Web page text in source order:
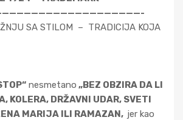
SA STILOM – TRADICIJA KOJA
nesmetano „BEZ OBZIRA DA LI
KOLERA, DRŽAVNI UDAR, SVETI
MARIJA ILI RAMAZAN, jer kao